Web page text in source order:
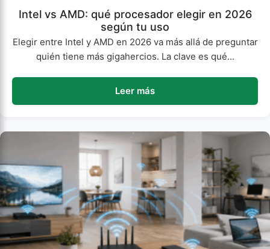
Intel vs AMD: qué procesador elegir en 2026
según tu uso
Elegir entre Intel y AMD en 2026 va más allá de preguntar
quién tiene más gigahercios. La clave es qué...
Leer más